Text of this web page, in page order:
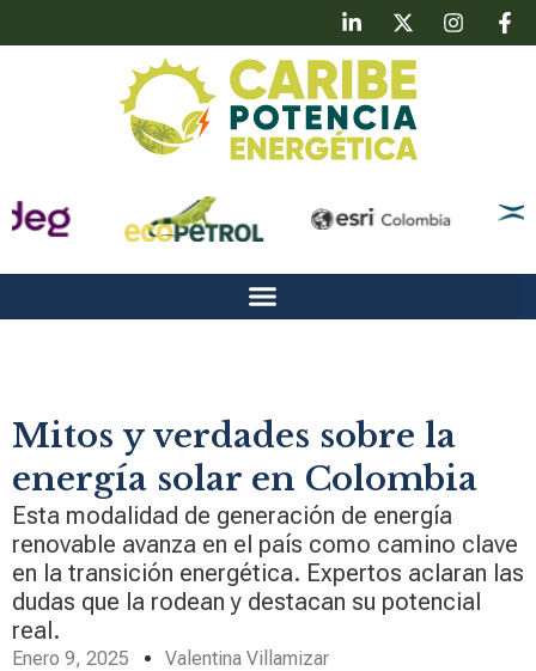
Mitos y verdades sobre la
energía solar en Colombia
Esta modalidad de generación de energía
renovable avanza en el país como camino clave
en la transición energética. Expertos aclaran las
dudas que la rodean y destacan su potencial
real.
Enero 9, 2025 Valentina Villamizar